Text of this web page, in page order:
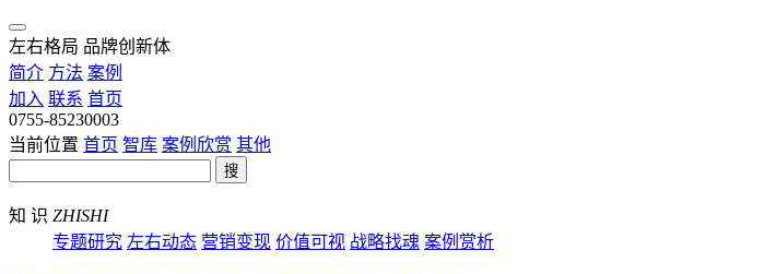
左右格局 品牌创新体
简介 方法 案例
加入 联系 首页
0755-85230003
当前位置 首页 智库 案例欣赏 其他
搜
知 识 ZHISHI
专题研究 左右动态 营销变现 价值可视 战略找魂 案例赏析